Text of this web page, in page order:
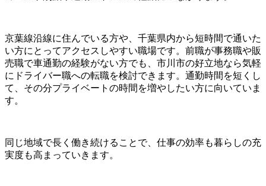
京葉線沿線に住んでいる方や、千葉県内から短時間で通いた
い方にとってアクセスしやすい職場です。前職が事務職や販
売職で車通勤の経験がない方でも、市川市の好立地なら気軽
にドライバー職への転職を検討できます。通勤時間を短くし
て、その分プライベートの時間を増やしたい方に向いていま
す。
同じ地域で長く働き続けることで、仕事の効率も暮らしの充
実度も高まっていきます。